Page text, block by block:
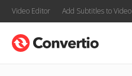
Video Editor Add Subtitles to Video